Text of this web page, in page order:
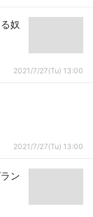
奴
2021/7/27(Tu) 13:00
2021/7/27(Tu) 13:00
ン